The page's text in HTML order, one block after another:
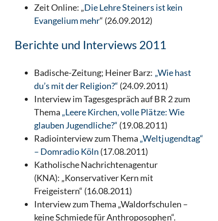
Zeit Online: „Die Lehre Steiners ist kein
Evangelium mehr“ (26.09.2012)
Berichte und Interviews 2011
Badische-Zeitung; Heiner Barz: „Wie hast
du’s mit der Religion?“ (24.09.2011)
Interview im Tagesgespräch auf BR 2 zum
Thema „Leere Kirchen, volle Plätze: Wie
glauben Jugendliche?“ (19.08.2011)
Radiointerview zum Thema „Weltjugendtag“
– Domradio Köln (17.08.2011)
Katholische Nachrichtenagentur
(KNA): „Konservativer Kern mit
Freigeistern“ (16.08.2011)
Interview zum Thema „Waldorfschulen –
keine Schmiede für Anthroposophen“.